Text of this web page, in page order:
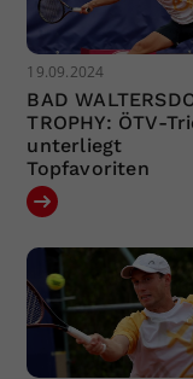
19.09.2024
BAD
TROPHY: ÖTV-
unterliegt
Topfavoriten